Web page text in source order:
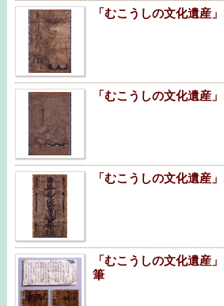
「むこうしの文化遺
「むこうしの文化遺
「むこうしの文化遺産
「むこうしの文化遺
筆